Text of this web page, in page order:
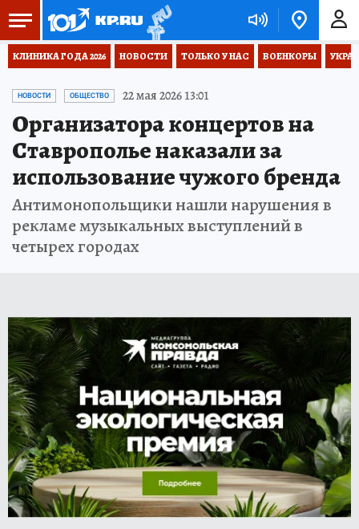
КЛИНИКА ГОДА 2026 НОВОСТИ ТОЛЬКО У НАС ВОЕНКОРЫ
НОВОСТИ ОБЩЕСТВО 22 мая 2026 13:01
Организатора концертов на
Ставрополье наказали за
использование чужого бренда
Антимонопольщики нашли нарушения в
рекламе музыкальных выступлений в
четырех городах